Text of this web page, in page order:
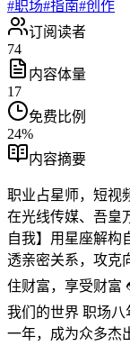
#职场#指南#创作
订阅读者
74
内容体量
17
免费比例
24%
内容摘要
职业占星师，短视
在光线传媒、吾皇
自我】用星座解构
透亲密关系，攻克
住财富，享受财富
我们的世界 职场
一年，成为众多杰